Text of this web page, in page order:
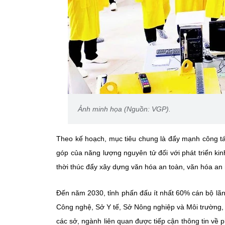
Ảnh minh họa (Nguồn: VGP).
Theo kế hoạch, mục tiêu chung là đẩy mạnh công
góp của năng lượng nguyên tử đối với phát triển
thời thúc đẩy xây dựng văn hóa an toàn, văn hóa
Đến năm 2030, tỉnh phấn đấu ít nhất 60% cán bộ
Công nghệ, Sở Y tế, Sở Nông nghiệp và Môi
các sở, ngành liên quan được tiếp cận thông tin về